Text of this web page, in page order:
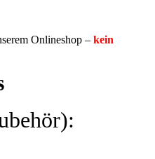
Onlineshop – kein